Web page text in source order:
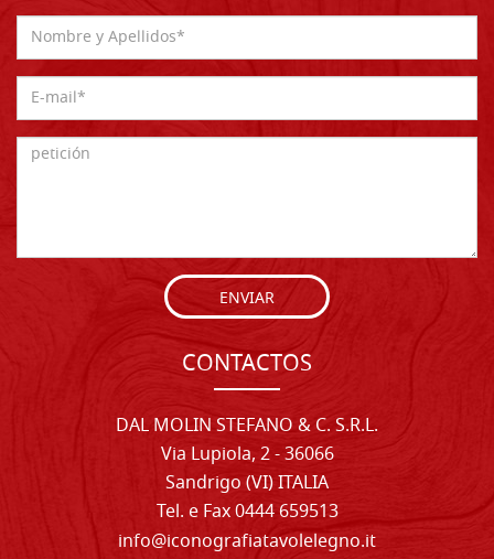
ENVIAR
CONTACTOS
DAL MOLIN STEFANO & C. S.R.L.
Via Lupiola, 2 - 36066
Sandrigo (VI) ITALIA
Tel. e Fax 0444 659513
info@iconografiatavolelegno.it